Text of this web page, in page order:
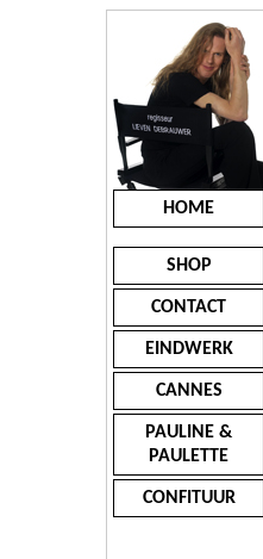
HOME
SHOP
CONTACT
EINDWERK
CANNES
PAULINE &
PAULETTE
CONFITUUR